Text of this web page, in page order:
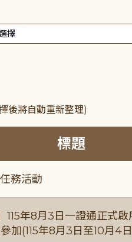
後將自動重新整理)
標題
務活動
115年8月3日一證通正式
加(115年8月3日至10月4日